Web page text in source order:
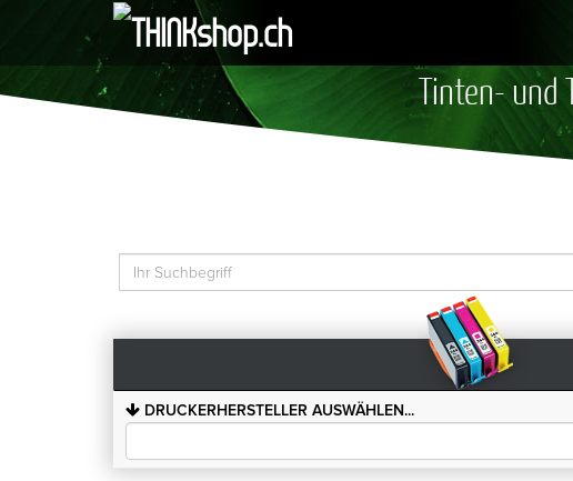
Tinten- und
DRUCKERHERSTELLER AUSWÄHLEN...